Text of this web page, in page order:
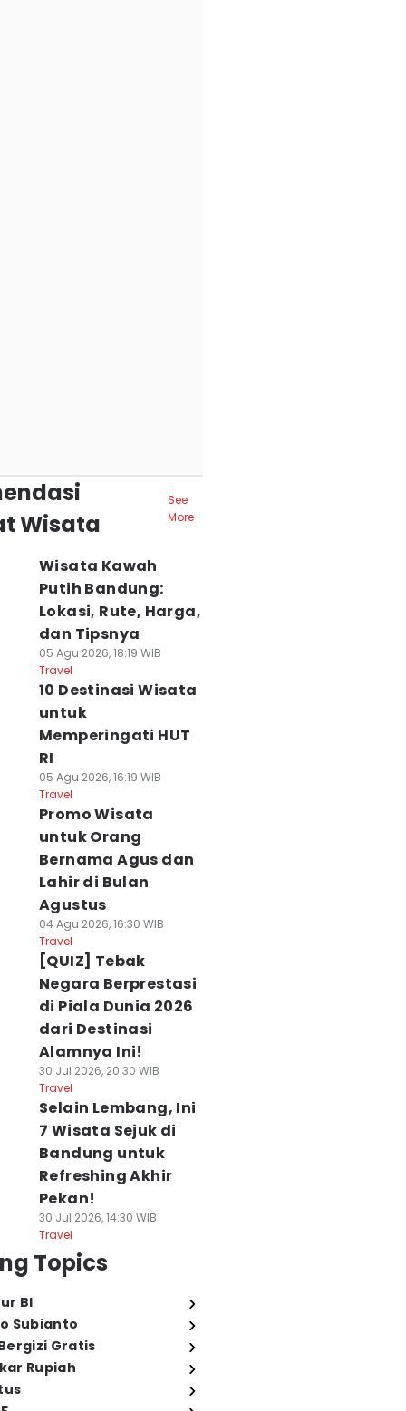
Wisata
See
More
Wisata Kawah
Putih Bandung:
Lokasi, Rute, Harga,
dan Tipsnya
05 Agu 2026, 18:19 WIB
Travel
10 Destinasi Wisata
untuk
Memperingati HUT
RI
05 Agu 2026, 16:19 WIB
Travel
Promo Wisata
untuk Orang
Bernama Agus dan
Lahir di Bulan
Agustus
04 Agu 2026, 16:30 WIB
Travel
[QUIZ] Tebak
Negara Berprestasi
di Piala Dunia 2026
dari Destinasi
Alamnya Ini!
30 Jul 2026, 20:30 WIB
Travel
Selain Lembang, Ini
7 Wisata Sejuk di
Bandung untuk
Refreshing Akhir
Pekan!
30 Jul 2026, 14:30 WIB
Travel
Topics
BI
Subianto
Gratis
Rupiah